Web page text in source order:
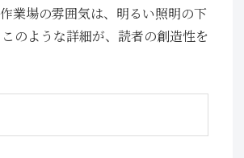
業場の雰囲気は、明るい照明の下
のような詳細が、読者の創造性を